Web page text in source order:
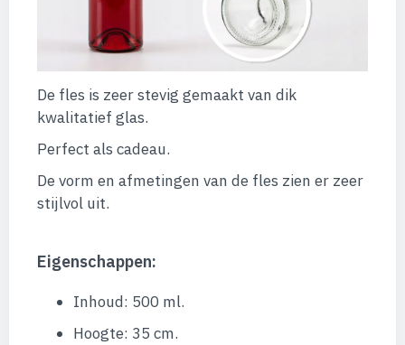
De fles is zeer stevig gemaakt van dik
kwalitatief glas.
Perfect als cadeau.
De vorm en afmetingen van de fles zien er zeer
stijlvol uit.
Eigenschappen:
Inhoud: 500 ml.
Hoogte: 35 cm.